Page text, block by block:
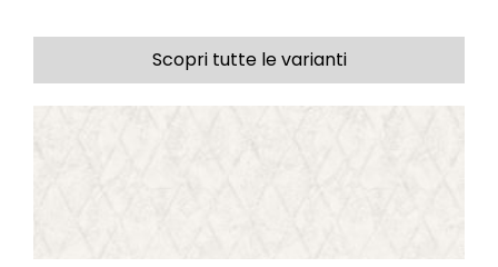
Scopri tutte le varianti